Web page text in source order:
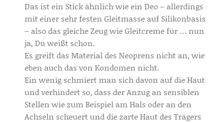
Das ist ein Stick ähnlich wie ein Deo – allerdings
mit einer sehr festen Gleitmasse auf Silikonbasis
– also das gleiche Zeug wie Gleitcreme für … nun
ja, Du weißt schon.
Es greift das Material des Neoprens nicht an, wie
eben auch das von Kondomen nicht.
Ein wenig schmiert man sich davon auf die Haut
und verhindert so, dass der Anzug an sensiblen
Stellen wie zum Beispiel am Hals oder an den
Achseln scheuert und die zarte Haut des Trägers